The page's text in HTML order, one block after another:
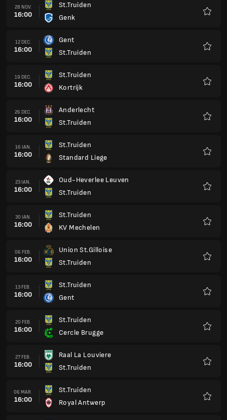
28 NOV.
16:00
St.Truiden
Genk
12 DEC.
16:00
Gent
St.Truiden
19 DEC.
16:00
St.Truiden
Kortrijk
26 DEC.
16:00
Anderlecht
St.Truiden
16 IAN.
16:00
St.Truiden
Standard Liege
23 IAN.
16:00
Oud-Heverlee Leuven
St.Truiden
30 IAN.
16:00
St.Truiden
KV Mechelen
06 FEB.
16:00
Union St.Gilloise
St.Truiden
13 FEB.
16:00
St.Truiden
Gent
20 FEB.
16:00
St.Truiden
Cercle Brugge
27 FEB.
16:00
Raal La Louviere
St.Truiden
06 MAR.
16:00
St.Truiden
Royal Antwerp